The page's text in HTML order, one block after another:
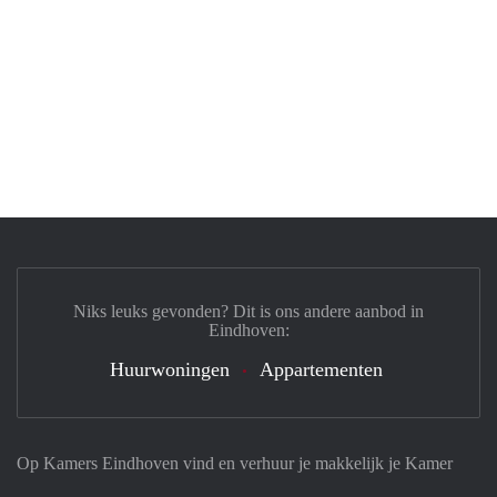
Op Kamers Eindhoven vind en verhuur je makkelijk je Kamer
Niks leuks gevonden? Dit is ons andere aanbod in
Eindhoven:
Huurwoningen Appartementen